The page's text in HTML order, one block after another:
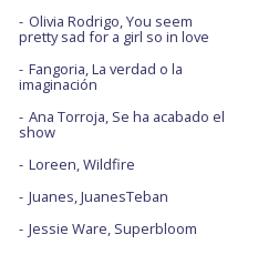
Olivia Rodrigo, You seem
pretty sad for a girl so in love
Fangoria, La verdad o la
imaginación
Ana Torroja, Se ha acabado el
show
Loreen, Wildfire
Juanes, JuanesTeban
Jessie Ware, Superbloom